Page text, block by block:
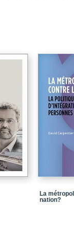
Analyse décisionnelle
Complexe régional de
Constructivisme
Démocratie occidentale
Démocratie populaire
Devoir d’ingérence
Diplomatie
Diplomatie 2.0
Diplomatie à paliers
La
nation?